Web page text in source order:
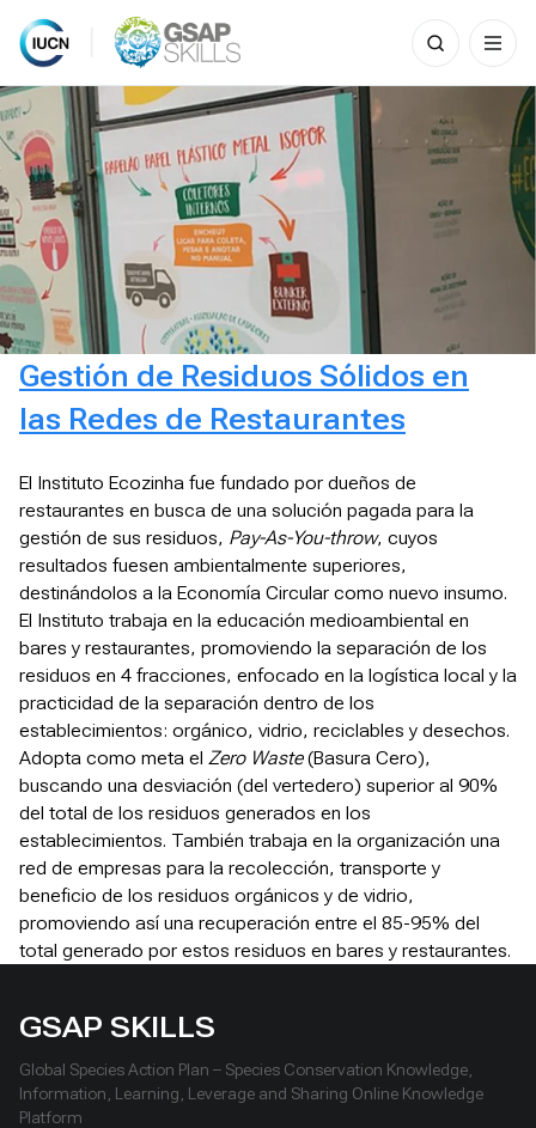
Skip
to
content
Search
for:
Gestión de Residuos Sólidos en
las Redes de Restaurantes
El Instituto Ecozinha fue fundado por dueños de
restaurantes en busca de una solución pagada para la
gestión de sus residuos, Pay-As-You-throw, cuyos
resultados fuesen ambientalmente superiores,
destinándolos a la Economía Circular como nuevo insumo.
El Instituto trabaja en la educación medioambiental en
bares y restaurantes, promoviendo la separación de los
residuos en 4 fracciones, enfocado en la logística local y la
practicidad de la separación dentro de los
establecimientos: orgánico, vidrio, reciclables y desechos.
Adopta como meta el Zero Waste(Basura Cero),
buscando una desviación (del vertedero) superior al 90%
del total de los residuos generados en los
establecimientos. También trabaja en la organización una
red de empresas para la recolección, transporte y
beneficio de los residuos orgánicos y de vidrio,
promoviendo así una recuperación entre el 85-95% del
total generado por estos residuos en bares y restaurantes.
GSAP SKILLS
Global Species Action Plan – Species Conservation Knowledge,
Information, Learning, Leverage and Sharing Online Knowledge
Platform